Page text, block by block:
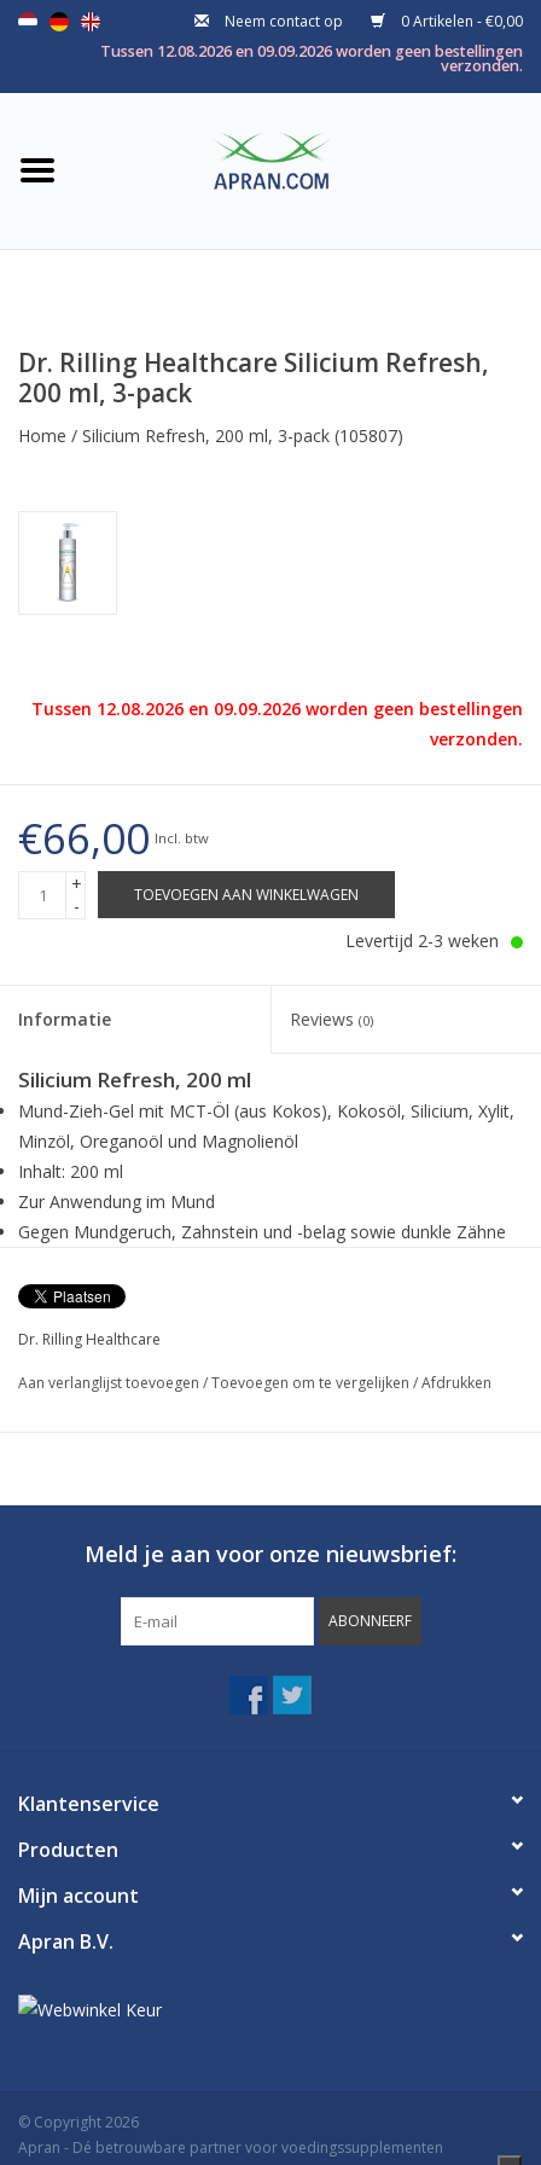
Neem contact op
0 Artikelen - €0,00
Tussen 12.08.2026 en 09.09.2026 worden geen bestellingen
verzonden.
Home
Categorie
Gezondheidsdoel
Dr. Rilling Healthcare Silicium Refresh,
200 ml, 3-pack
Home / Silicium Refresh, 200 ml, 3-pack (105807)
Tussen 12.08.2026 en 09.09.2026 worden geen bestellingen
verzonden.
€66,00 Incl. btw
+
-
TOEVOEGEN AAN WINKELWAGEN
Levertijd 2-3 weken
Informatie Reviews (0)
Silicium Refresh, 200 ml
Mund-Zieh-Gel mit MCT-Öl (aus Kokos), Kokosöl, Silicium, Xylit,
Minzöl, Oreganoöl und Magnolienöl
Inhalt: 200 ml
Zur Anwendung im Mund
Gegen Mundgeruch, Zahnstein und -belag sowie dunkle Zähne
(Kokosöl), Silica (Silicium), Xylitol (Xylit), Mentha arvensis leaf oil
Dosierung und Anwendung:
2-3 Hübe des Gels direkt in den Mund geben und 5-10 Minuten
im Mund bewegen. Ausspucken und Mund mit Wasser
ausspülen. Nicht schlucken!
Dr. Rilling Healthcare
Aan verlanglijst toevoegen /Toevoegen om te vergelijken /Afdrukken
Meld je aan voor onze nieuwsbrief:
ABONNEERF
Klantenservice
Producten
Mijn account
Apran B.V.
© Copyright 2026
Apran - Dé betrouwbare partner voor voedingssupplementen